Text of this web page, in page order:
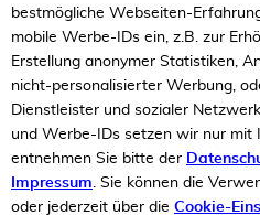
bestmögliche Webseiten-
mobile Werbe-IDs ein, z.B. zur
Erstellung anonymer Statistiken,
nicht-personalisierter Werbung,
Dienstleister und sozialer
und Werbe-IDs setzen wir nur mit
entnehmen Sie bitte der
Impressum. Sie können die
oder jederzeit über die Cookie-